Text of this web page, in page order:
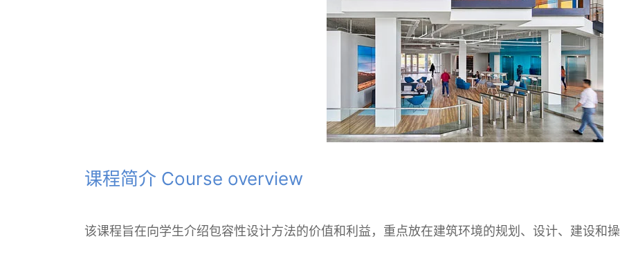
课程简介 Course overview
该课程旨在向学生介绍包容性设计方法的价值和利益，重点放在建筑环境的规划、设计、建设和